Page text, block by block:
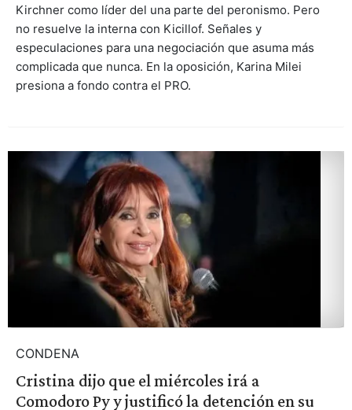
Kirchner como líder del una parte del peronismo. Pero
no resuelve la interna con Kicillof. Señales y
especulaciones para una negociación que asuma más
complicada que nunca. En la oposición, Karina Milei
presiona a fondo contra el PRO.
CONDENA
Cristina dijo que el miércoles irá a
Comodoro Py y justificó la detención en su